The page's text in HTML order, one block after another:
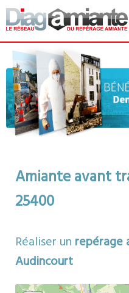
Amiante avant
25400
Réaliser un repérage
Audincourt